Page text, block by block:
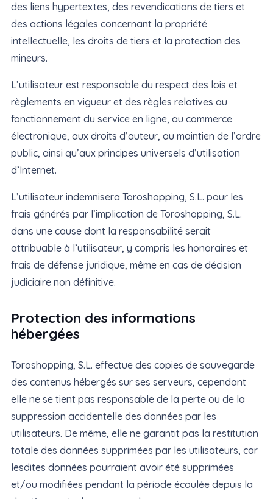
des liens hypertextes, des revendications de tiers et
des actions légales concernant la propriété
intellectuelle, les droits de tiers et la protection des
mineurs.
L’utilisateur est responsable du respect des lois et
règlements en vigueur et des règles relatives au
fonctionnement du service en ligne, au commerce
électronique, aux droits d’auteur, au maintien de l’ordre
public, ainsi qu’aux principes universels d’utilisation
d’Internet.
L’utilisateur indemnisera Toroshopping, S.L. pour les
frais générés par l’implication de Toroshopping, S.L.
dans une cause dont la responsabilité serait
attribuable à l’utilisateur, y compris les honoraires et
frais de défense juridique, même en cas de décision
judiciaire non définitive.
Protection des informations
hébergées
Toroshopping, S.L. effectue des copies de sauvegarde
des contenus hébergés sur ses serveurs, cependant
elle ne se tient pas responsable de la perte ou de la
suppression accidentelle des données par les
utilisateurs. De même, elle ne garantit pas la restitution
totale des données supprimées par les utilisateurs, car
lesdites données pourraient avoir été supprimées
et/ou modifiées pendant la période écoulée depuis la